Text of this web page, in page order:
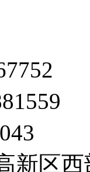
新区西